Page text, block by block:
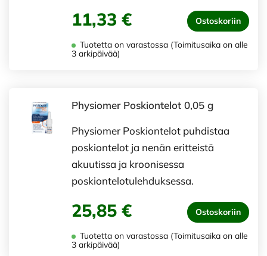
11,33 € Ostoskoriin
Tuotetta on varastossa (Toimitusaika on alle
3 arkipäivää)
Physiomer Poskiontelot 0,05 g
Physiomer Poskiontelot puhdistaa
poskiontelot ja nenän eritteistä
akuutissa ja kroonisessa
poskiontelotulehduksessa.
25,85 € Ostoskoriin
Tuotetta on varastossa (Toimitusaika on alle
3 arkipäivää)